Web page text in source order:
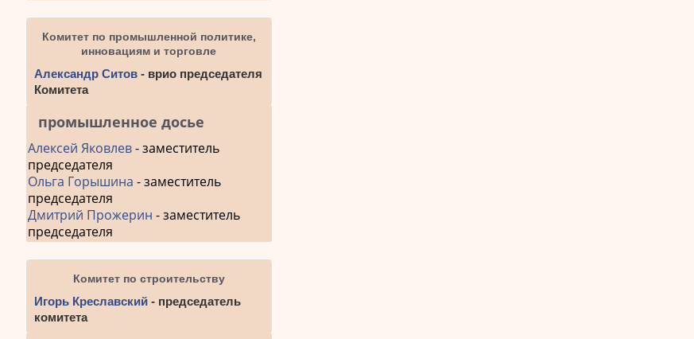
Комитет по промышленной политике,
инновациям и торговле
Александр Ситов - врио председателя
Комитета
промышленное досье
Алексей Яковлев- заместитель
председателя
Ольга Горышина - заместитель
председателя
Дмитрий Прожерин - заместитель
председателя
Комитет по строительству
Игорь Креславский - председатель
комитета